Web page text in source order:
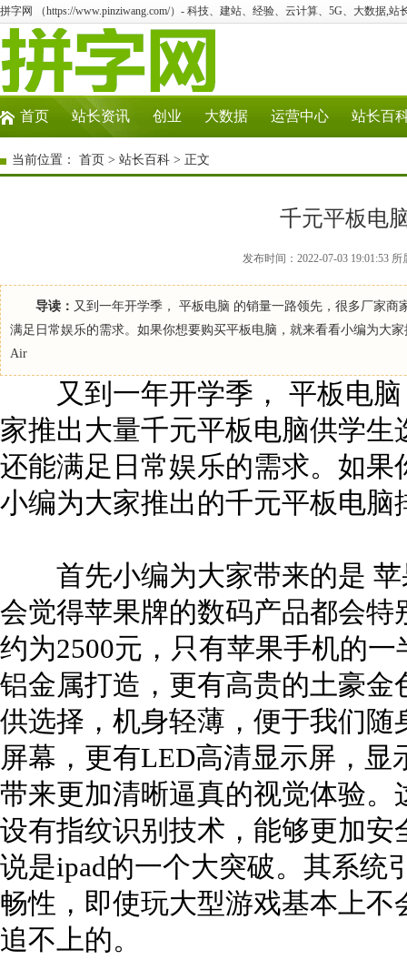
拼字网 （https://www.pinziwang.com/）- 科技、建站、经验、云计算、5G、大数据,站
首页 站长资讯 创业 大数据 运营中心 站长百
当前位置： 首页 > 站长百科 > 正文
千元平板电
发布时间：2022-07-03 19:01:53
导读： 又到一年开学季， 平板电脑 的销量一路领先，很多厂家
满足日常娱乐的需求。如果你想要购买平板电脑，就来看看小编为大
Air
又到一年开学季， 平板电脑
家推出大量千元平板电脑供学
还能满足日常娱乐的需求。如
小编为大家推出的千元平板
首先小编为大家带来的是 苹
会觉得苹果牌的数码产品都会
约为2500元，只有苹果手机的
铝金属打造，更有高贵的土豪
供选择，机身轻薄，便于我们
屏幕，更有LED高清显示屏，
带来更加清晰逼真的视觉体验
设有指纹识别技术，能够更加
说是ipad的一个大突破。其系统
畅性，即使玩大型游戏基本上
追不上的。